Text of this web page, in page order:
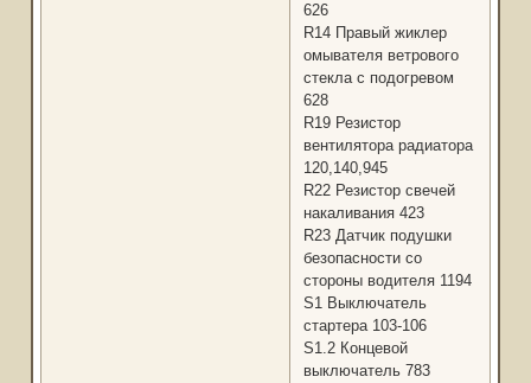
626
R14 Правый жиклер
омывателя ветрового
стекла с подогревом
628
R19 Резистор
вентилятора радиатора
120,140,945
R22 Резистор свечей
накаливания 423
R23 Датчик подушки
безопасности со
стороны водителя 1194
S1 Выключатель
стартера 103-106
S1.2 Концевой
выключатель 783